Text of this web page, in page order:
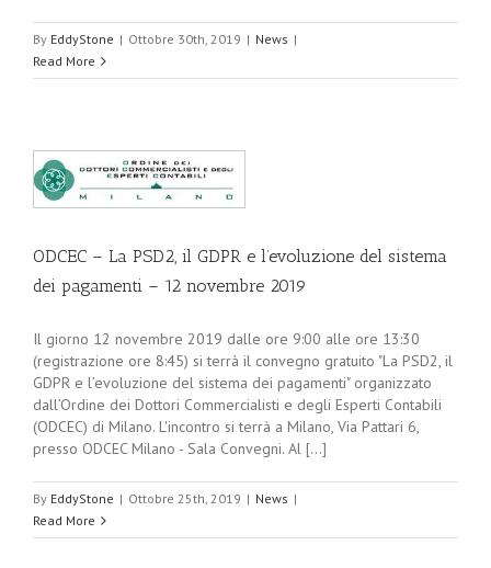
By EddyStone | Ottobre 30th, 2019 | News |
Read More
ODCEC – La PSD2, il GDPR e l’evoluzione del sistema
dei pagamenti – 12 novembre 2019
Il giorno 12 novembre 2019 dalle ore 9:00 alle ore 13:30
(registrazione ore 8:45) si terrà il convegno gratuito "La PSD2, il
GDPR e l’evoluzione del sistema dei pagamenti" organizzato
dall’Ordine dei Dottori Commercialisti e degli Esperti Contabili
(ODCEC) di Milano. L'incontro si terrà a Milano, Via Pattari 6,
presso ODCEC Milano - Sala Convegni. Al [...]
By EddyStone | Ottobre 25th, 2019 | News |
Read More